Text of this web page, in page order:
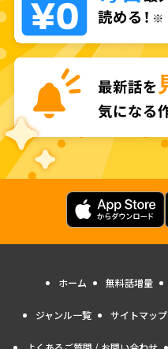
ホーム 無料話増量
ジャンル一覧 サイトマップ